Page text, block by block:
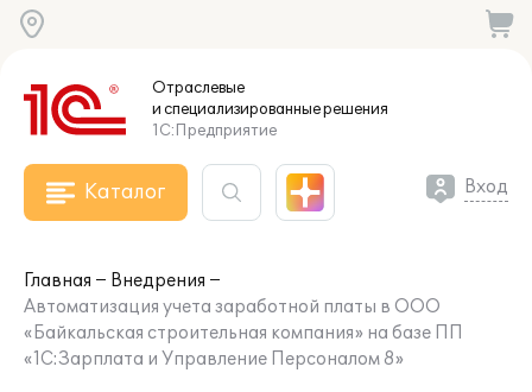
Отраслевые
и специализированныерешения
1С:Предприятие
Каталог Вход
Главная
Внедрения
Автоматизация учета заработной платы в ООО
«Байкальская строительная компания» на базе ПП
«1С:Зарплата и Управление Персоналом 8»